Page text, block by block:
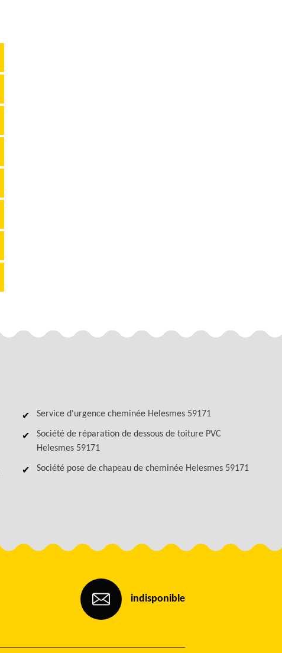
Service d'urgence cheminée Helesmes 59171
Société de réparation de dessous de toiture PVC
Helesmes 59171
Société pose de chapeau de cheminée Helesmes 59171
indisponible